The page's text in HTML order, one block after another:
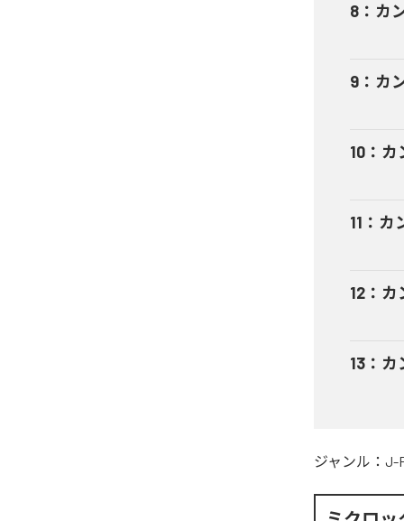
8 ： カ
9 ： カ
10 ： カ
11 ： カ
12 ： カ
13 ： カ
ジャンル： J-